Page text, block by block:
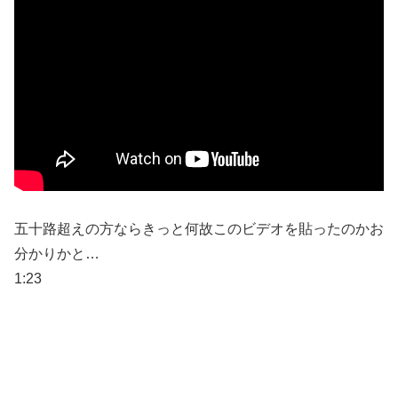
五十路超えの方ならきっと何故このビデオを貼ったのかお
分かりかと…
1:23